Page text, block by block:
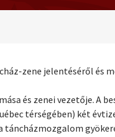
zene jelentéséről és
és zenei vezetője. A
térségében) két